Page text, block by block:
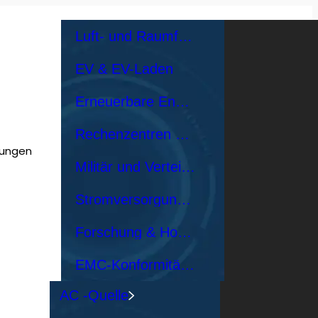
Luft- und Raumfahrt
EV & EV-Laden
Erneuerbare Energie
Rechenzentren und Netzwerkserver
Militär und Verteidigung
Stromversorgungsdesign & Validierung
Forschung & Hochschulen
EMC-Konformitätstests
AC -Quelle